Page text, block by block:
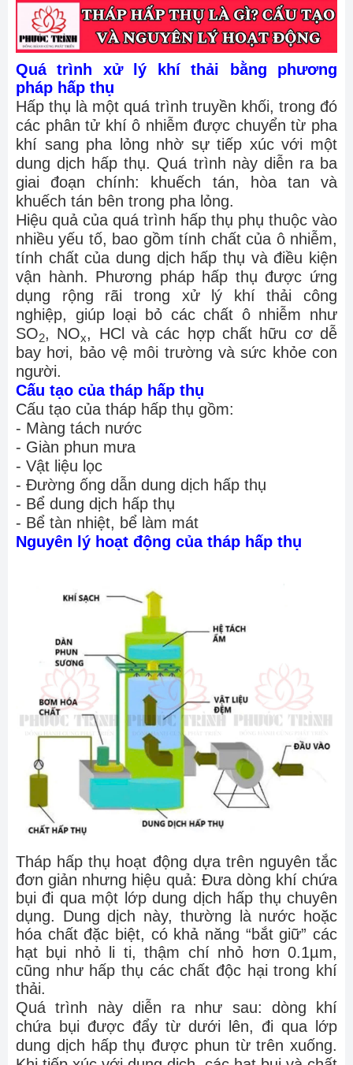
Quá trình xử lý khí thải bằng phương
pháp hấp thụ
Hấp thụ là một quá trình truyền khối, trong đó
các phân tử khí ô nhiễm được chuyển từ pha
khí sang pha lỏng nhờ sự tiếp xúc với một
dung dịch hấp thụ. Quá trình này diễn ra ba
giai đoạn chính: khuếch tán, hòa tan và
khuếch tán bên trong pha lỏng.
Hiệu quả của quá trình hấp thụ phụ thuộc vào
nhiều yếu tố, bao gồm tính chất của ô nhiễm,
tính chất của dung dịch hấp thụ và điều kiện
vận hành. Phương pháp hấp thụ được ứng
dụng rộng rãi trong xử lý khí thải công
nghiệp, giúp loại bỏ các chất ô nhiễm như
SO2, NOx, HCl và các hợp chất hữu cơ dễ
bay hơi, bảo vệ môi trường và sức khỏe con
người.
Cấu tạo của tháp hấp thụ
Cấu tạo của tháp hấp thụ gồm:
- Màng tách nước
- Giàn phun mưa
- Vật liệu lọc
- Đường ống dẫn dung dịch hấp thụ
- Bể dung dịch hấp thụ
- Bể tàn nhiệt, bể làm mát
Nguyên lý hoạt động của tháp hấp thụ
Tháp hấp thụ hoạt động dựa trên nguyên tắc
đơn giản nhưng hiệu quả: Đưa dòng khí chứa
bụi đi qua một lớp dung dịch hấp thụ chuyên
dụng. Dung dịch này, thường là nước hoặc
hóa chất đặc biệt, có khả năng “bắt giữ” các
hạt bụi nhỏ li ti, thậm chí nhỏ hơn 0.1µm,
cũng như hấp thụ các chất độc hại trong khí
thải.
Quá trình này diễn ra như sau: dòng khí
chứa bụi được đẩy từ dưới lên, đi qua lớp
dung dịch hấp thụ được phun từ trên xuống.